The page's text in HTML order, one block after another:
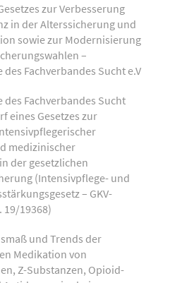
zur Verbesserung
in der Alterssicherung und
sowie zur Modernisierung
–
Fachverbandes Sucht e.V
Fachverbandes Sucht
eines Gesetzes zur
medizinischer
der gesetzlichen
(Intensivpflege- und
– GKV-
19/19368)
und Trends der
Medikation von
Z-Substanzen, Opioid-